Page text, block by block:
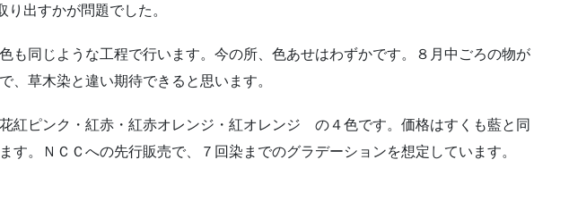
出すかが問題でした。
同じような工程で行います。今の所、色あせはわずかです。８月中ごろの物が
、草木染と違い期待できると思います。
ピンク・紅赤・紅赤オレンジ・紅オレンジ の４色です。価格はすくも藍と同
。ＮＣＣへの先行販売で、７回染までのグラデーションを想定しています。